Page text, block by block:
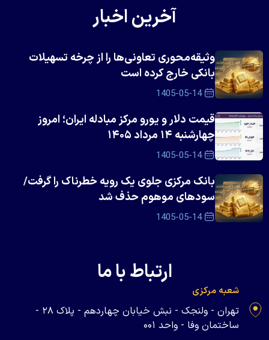
آخرین اخبار
وثیقه‌محوری تعاونی‌ها را از چرخه تسهیلات
بانکی خارج کرده است
1405-05-14
قیمت دلار و یورو مرکز مبادله ایران؛ امروز
چهارشنبه ۱۴ مرداد ۱۴۰۵
1405-05-14
بانک مرکزی جلوی یک رویه خطرناک را گرفت/
سود‌های موهوم حذف شد
1405-05-14
ارتباط با ما
شعبه مرکزی
تهران - ولنجک - نبش خیابان چهاردهم - پلاک ۲۸ -
ساختمان وفا - واحد ۰۰۱